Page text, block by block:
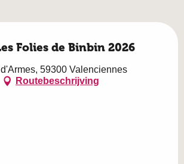
Folies de Binbin 2026
59300 Valenciennes
Routebeschrijving